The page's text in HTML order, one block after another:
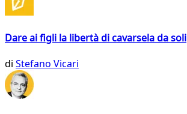
Dare ai figli la libertà di cavarsela da soli
di Stefano Vicari